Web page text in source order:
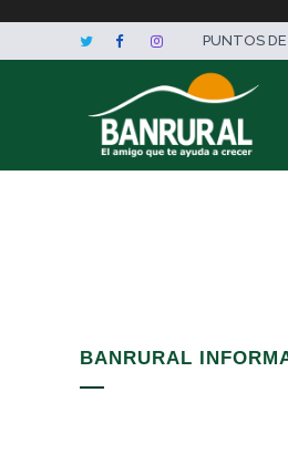
PUNTOS
BANRURAL